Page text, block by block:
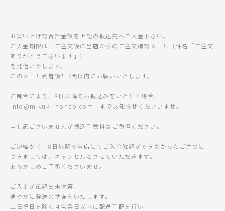
お買い上げ総合計金額を上記の振込先へご入金下さい。
ご入金期限は、ご注文後に当店からのご注文確認メール（件名「ご注文
ありがとうございます」）
を発信いたします。
このメール到着後7日間以内にお願いいたします。
ご都合により、8日以降のお振込みをいただく場合、
info@miyuki-honpo.com までお知らせくださいませ。
申し訳ございませんが振込手数料はご負担ください。
ご連絡なく、8日以降で当店にてご入金確認ができなかったご注文に
つきましては、キャンセルとさせていただきます。
あらかじめご了承くださいませ。
ご入金が確認出来次第、
速やかに発送の準備をいたします。
土日祝日を除く４営業日以内に配送手配を行い